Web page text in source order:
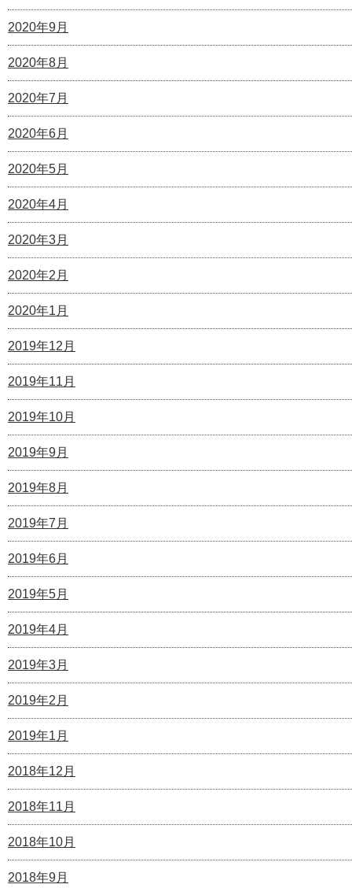
2020年9月
2020年8月
2020年7月
2020年6月
2020年5月
2020年4月
2020年3月
2020年2月
2020年1月
2019年12月
2019年11月
2019年10月
2019年9月
2019年8月
2019年7月
2019年6月
2019年5月
2019年4月
2019年3月
2019年2月
2019年1月
2018年12月
2018年11月
2018年10月
2018年9月